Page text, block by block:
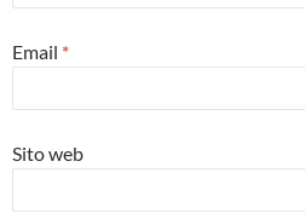
Email *
Sito web